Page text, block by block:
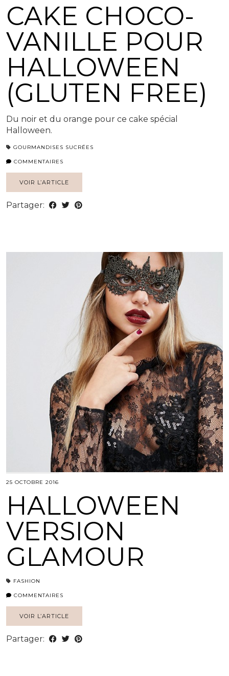
CAKE CHOCO-
VANILLE POUR
HALLOWEEN
(GLUTEN FREE)
Du noir et du orange pour ce cake spécial
Halloween.
GOURMANDISES SUCRÉES
COMMENTAIRES
VOIR L’ARTICLE
Partager:
25 OCTOBRE 2016
HALLOWEEN
VERSION
GLAMOUR
FASHION
COMMENTAIRES
VOIR L’ARTICLE
Partager: